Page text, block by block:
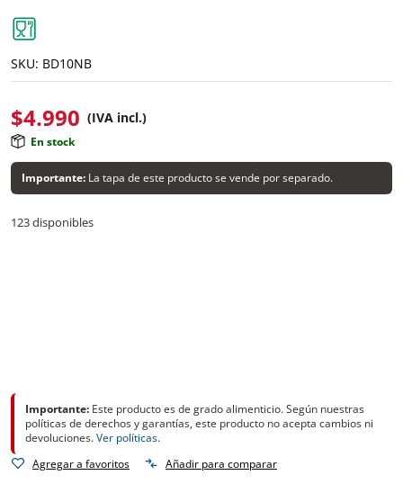
SKU: BD10NB
$4.990 (IVA incl.)
En stock
Importante: La tapa de este producto se vende por separado.
123 disponibles
Importante: Este producto es de grado alimenticio. Según nuestras
políticas de derechos y garantías, este producto no acepta cambios ni
devoluciones.Ver políticas.
Agregar a favoritos
Añadir para comparar